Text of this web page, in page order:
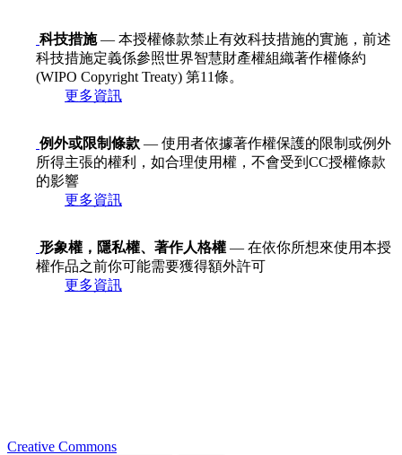
科技措施— 本授權條款禁止有效科技措施的實施，前述
科技措施定義係參照世界智慧財產權組織著作權條約
(WIPO Copyright Treaty) 第11條。
更多資訊
例外或限制條款 — 使用者依據著作權保護的限制或例外
所得主張的權利，如合理使用權，不會受到CC授權條款
的影響
更多資訊
形象權，隱私權、著作人格權 — 在依你所想來使用本授
權作品之前你可能需要獲得額外許可
更多資訊
Creative Commons